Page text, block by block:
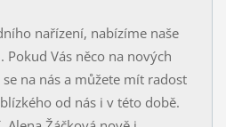
nařízení, nabízíme naše
Vás něco na nových
na nás a můžete mít radost
od nás i v této době.